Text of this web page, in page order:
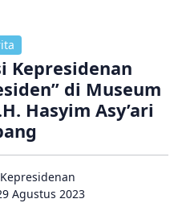
Kepresidenan
di Museum
Hasyim Asy’ari
Agustus 2023